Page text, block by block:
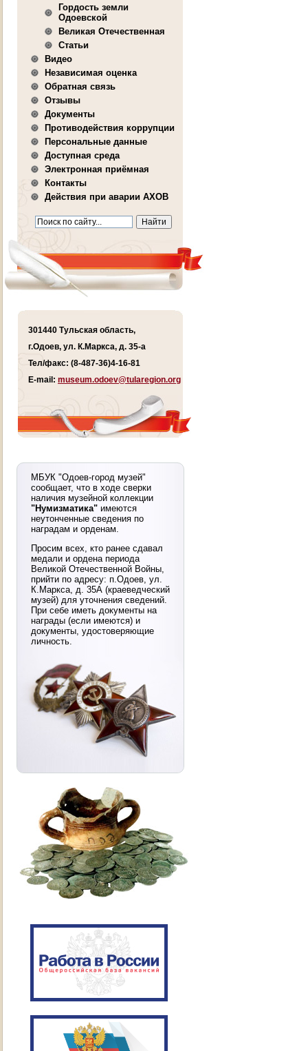
Гордость земли
Одоевской
Великая Отечественная
Статьи
Видео
Независимая оценка
Обратная связь
Отзывы
Документы
Противодействия коррупции
Персональные данные
Доступная среда
Электронная приёмная
Контакты
Действия при аварии АХОВ
301440 Тульская область,
г.Одоев, ул. К.Маркса, д. 35-а
Тел/факс: (8-487-36)4-16-81
E-mail: museum.odoev@tularegion.org
МБУК "Одоев-город музей"
сообщает, что в ходе сверки
наличия музейной коллекции
"Нумизматика" имеются
неутонченные сведения по
наградам и орденам.
Просим всех, кто ранее сдавал
медали и ордена периода
Великой Отечественной Войны,
прийти по адресу: п.Одоев, ул.
К.Маркса, д. 35А (краеведческий
музей) для уточнения сведений.
При себе иметь документы на
награды (если имеются) и
документы, удостоверяющие
личность.